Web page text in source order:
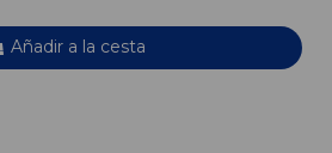
Añadir a la cesta